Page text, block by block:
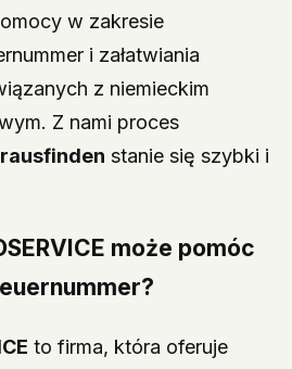
w zakresie
i załatwiania
z niemieckim
Z nami proces
stanie się szybki i
może pomóc
to firma, która oferuje